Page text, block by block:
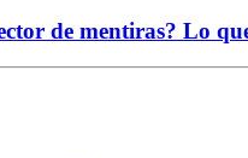
de mentiras? Lo